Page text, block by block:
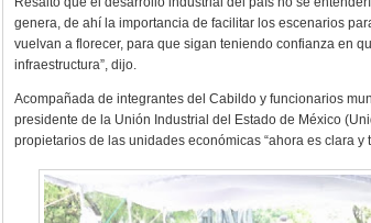
genera, de ahí la importancia de facilitar los escenarios
vuelvan a florecer, para que sigan teniendo confianza en
infraestructura”, dijo.
Acompañada de integrantes del Cabildo y funcionarios
presidente de la Unión Industrial del Estado de México
propietarios de las unidades económicas “ahora es clara